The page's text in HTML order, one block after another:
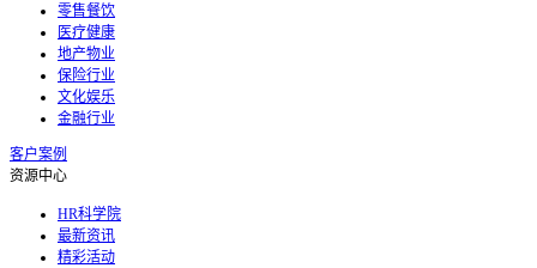
零售餐饮
医疗健康
地产物业
保险行业
文化娱乐
金融行业
客户案例
资源中心
HR科学院
最新资讯
精彩活动